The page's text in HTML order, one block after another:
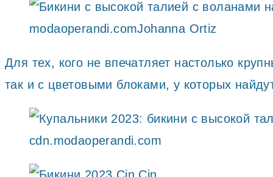
modaoperandi.comJohanna Ortiz
Для тех, кого не впечатляет настолько
так и с цветовыми блоками, у которых
cdn.modaoperandi.com